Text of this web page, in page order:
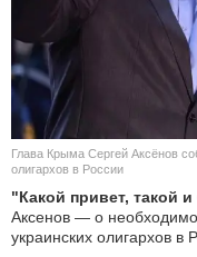
Глава Крыма Сергей Аксёнов
олигархов в России
"Какой привет, такой и
Аксенов — о
украинских олигархов в